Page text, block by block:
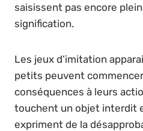
saisissent pas encore
signification.
Les jeux d’imitation
petits peuvent
conséquences à leurs
touchent un objet interdit
expriment de la